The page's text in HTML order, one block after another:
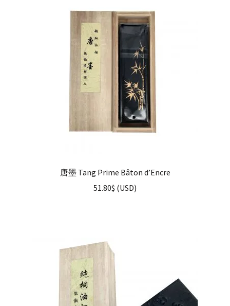
唐墨 Tang Prime Bâton d’Encre
51.80$ (USD)